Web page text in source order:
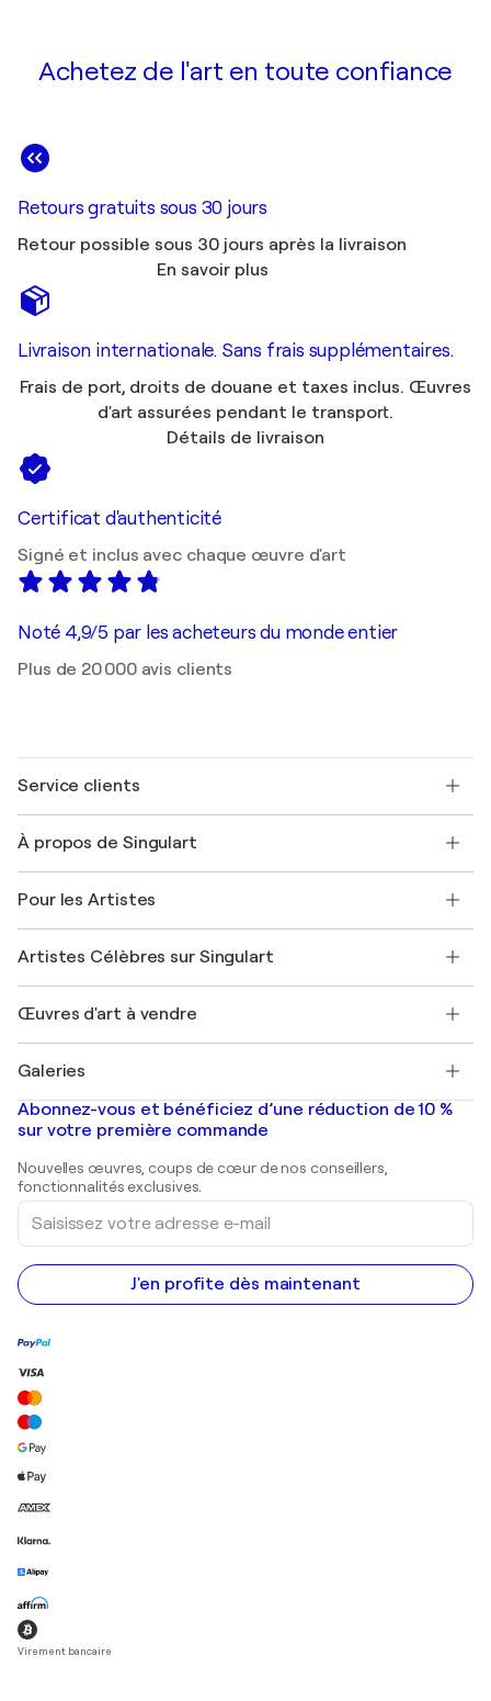
Achetez de l'art en toute confiance
Retours gratuits sous 30 jours
Retour possible sous 30 jours après la livraison
En savoir plus
Livraison internationale. Sans frais supplémentaires.
Frais de port, droits de douane et taxes inclus. Œuvres
d'art assurées pendant le transport.
Détails de livraison
Certificat d'authenticité
Signé et inclus avec chaque œuvre d'art
Noté 4,9/5 par les acheteurs du monde entier
Plus de 20 000 avis clients
Service clients
Expédition
Offrir une carte cadeau
Rejoignez notre programme commercial
Mon compte
+33 1 76 44 06 42
À propos de Singulart
FAQ
Magazine Singulart
Emplois
Découvrez une sélection d'art original
Pour les Artistes
Se connecter en tant qu'Artiste
Artistes Célèbres sur Singulart
Marc Chagall
Banksy
Mr. Brainwash
Shepard Fairey
Œuvres d'art à vendre
Tableaux abstraits à vendre
Peintures de paysage
Estampes
Peintures acryliques
Galeries
Galeries d'art en France
Galeries d'art en Belgique
Abonnez-vous et bénéficiez d’une réduction de 10 %
sur votre première commande
Nouvelles œuvres, coups de cœur de nos conseillers,
fonctionnalités exclusives.
Saisissez
votre
adresse
e-
mail
J'en profite dès maintenant
Virement bancaire